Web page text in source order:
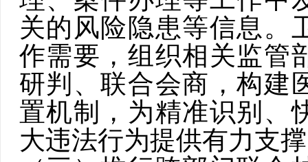
关的风险隐患等信息。
作需要，组织相关监管
研判、联合会商，构建
置机制，为精准识别、
大违法行为提供有力支